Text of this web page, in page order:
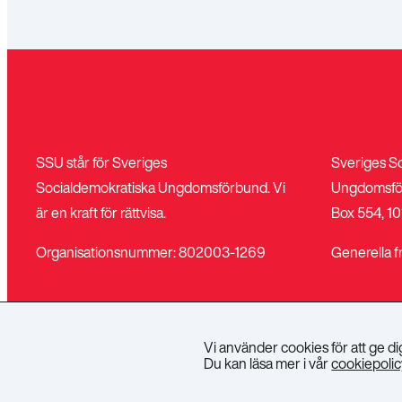
SSU står för Sveriges
Socialdemokratiska Ungdomsförbund. Vi
är en kraft för rättvisa.
Organisationsnummer: 802003-1269
Sveriges
Box 554,
Generella
Vi använder cookies för att ge
Du kan läsa mer i vår